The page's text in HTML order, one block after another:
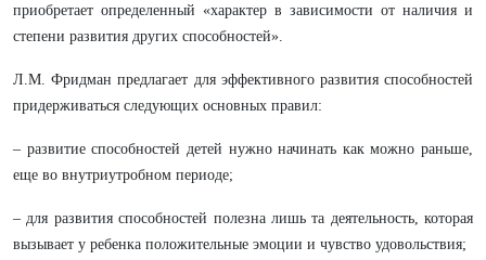
приобретает определенный «характер в зависимости от наличия и
степени развития других способностей».
Л.М. Фридман предлагает для эффективного развития способностей
придерживаться следующих основных правил:
– развитие способностей детей нужно начинать как можно раньше,
еще во внутриутробном периоде;
– для развития способностей полезна лишь та деятельность, которая
вызывает у ребенка положительные эмоции и чувство удовольствия;